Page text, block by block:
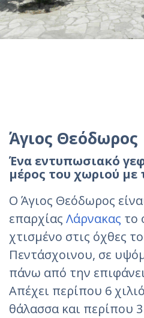
Άγιος Θεόδωρος
Ένα εντυπωσιακό
μέρος του χωριού με
Ο Άγιος Θεόδωρος
επαρχίας Λάρνακας το
χτισμένο στις όχθες
Πεντάσχοινου, σε
πάνω από την
Απέχει περίπου 6
θάλασσα και περίπου